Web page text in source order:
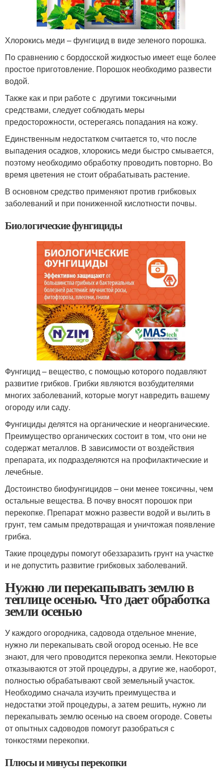
Хлорокись меди – фунгицид в виде зеленого порошка.
По сравнению с бордосской жидкостью имеет еще более
простое приготовление. Порошок необходимо развести
водой.
Также как и при работе с другими токсичными
средствами, следует соблюдать меры
предосторожности, остерегаясь попадания на кожу.
Единственным недостатком считается то, что после
выпадения осадков, хлорокись меди быстро смывается,
поэтому необходимо обработку проводить повторно. Во
время цветения не стоит обрабатывать растение.
В основном средство применяют против грибковых
заболеваний и при пониженной кислотности почвы.
Биологические фунгициды
Фунгицид – вещество, с помощью которого подавляют
развитие грибков. Грибки являются возбудителями
многих заболеваний, которые могут навредить вашему
огороду или саду.
Фунгициды делятся на органические и неорганические.
Преимущество органических состоит в том, что они не
содержат металлов. В зависимости от воздействия
препарата, их подразделяются на профилактические и
лечебные.
Достоинство биофунгицидов – они менее токсичны, чем
остальные вещества. В почву вносят порошок при
перекопке. Препарат можно развести водой и вылить в
грунт, тем самым предотвращая и уничтожая появление
грибка.
Такие процедуры помогут обеззаразить грунт на участке
и не допустить развитие грибковых заболеваний.
Нужно ли перекапывать землю в
теплице осенью. Что дает обработка
земли осенью
У каждого огородника, садовода отдельное мнение,
нужно ли перекапывать свой огород осенью. Не все
знают, для чего проводится перекопка земли. Некоторые
отказываются от этой процедуры, а другие же, наоборот,
полностью обрабатывают свой земельный участок.
Необходимо сначала изучить преимущества и
недостатки этой процедуры, а затем решить, нужно ли
перекапывать землю осенью на своем огороде. Советы
от опытных садоводов помогут разобраться с
тонкостями перекопки.
Плюсы и минусы перекопки